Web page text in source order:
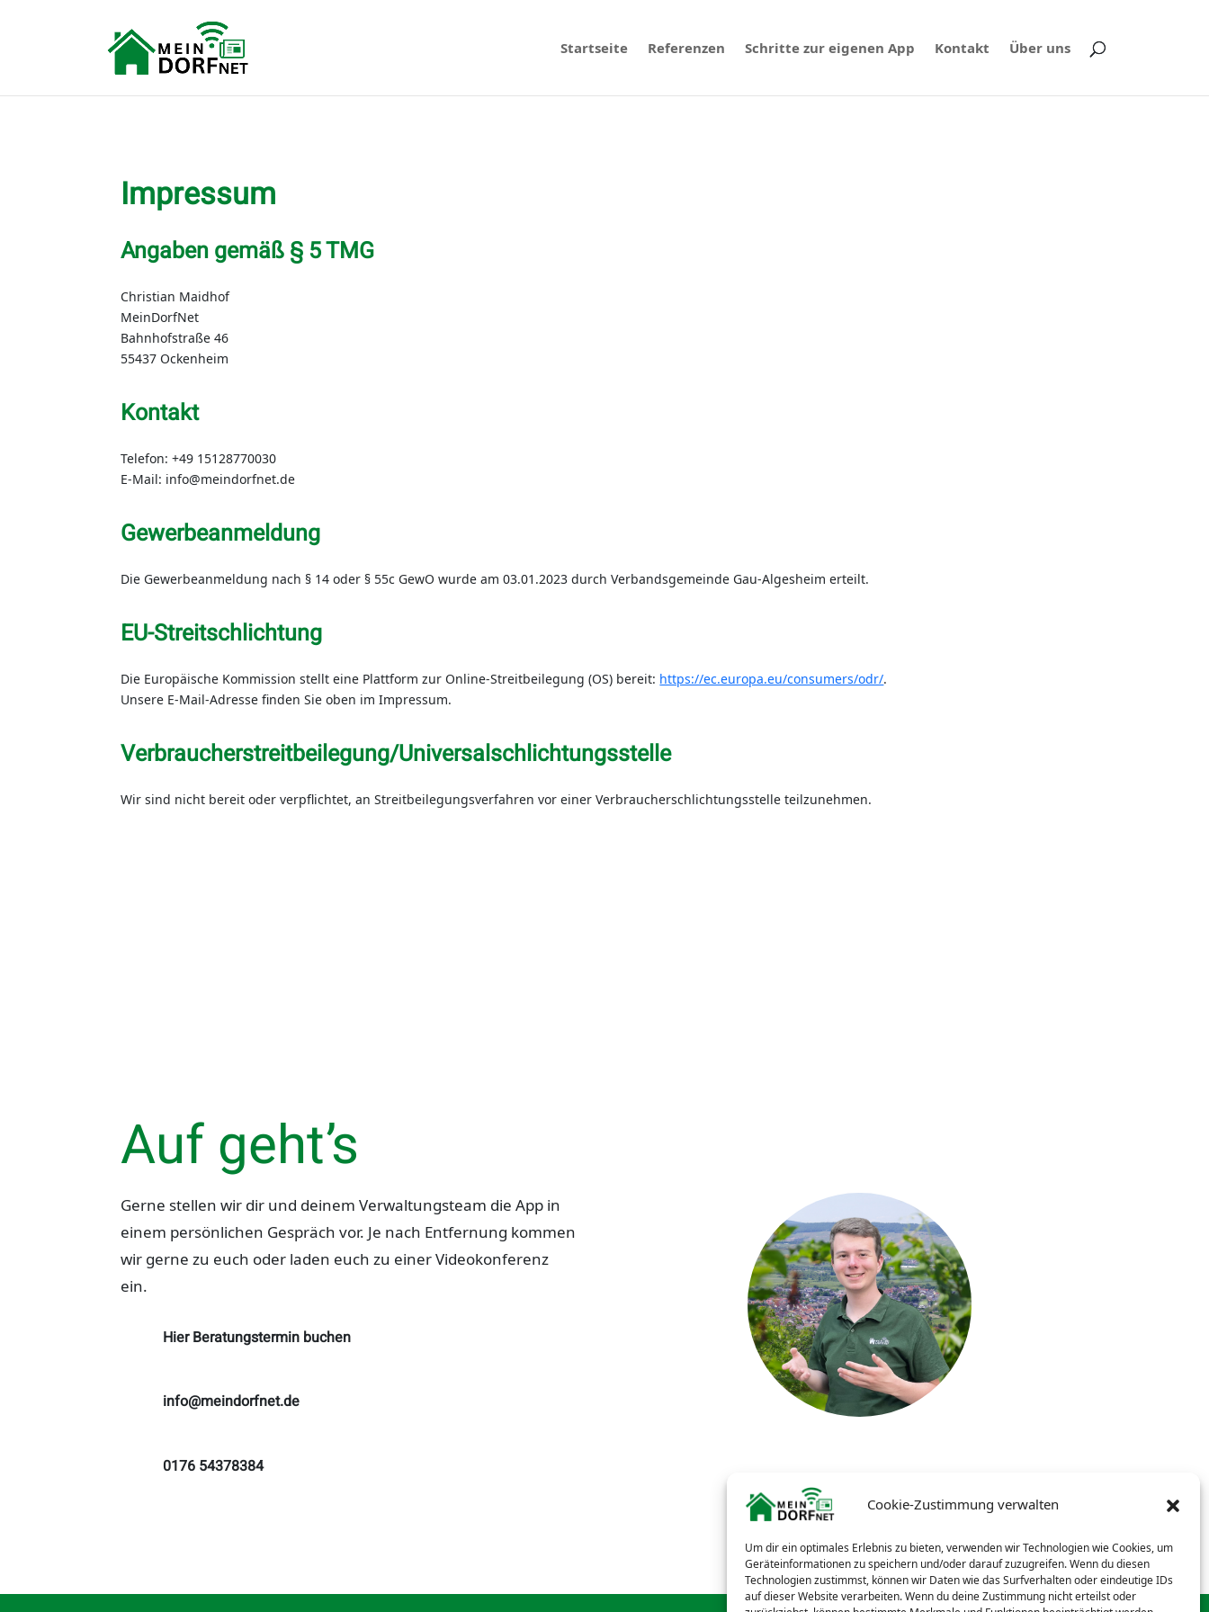
Cookie-Zustimmung verwalten
Um dir ein optimales Erlebnis zu bieten, verwenden wir Technologien wie Cookies, um
Geräteinformationen zu speichern und/oder darauf zuzugreifen. Wenn du diesen
Technologien zustimmst, können wir Daten wie das Surfverhalten oder eindeutige IDs
auf dieser Website verarbeiten. Wenn du deine Zustimmung nicht erteilst oder
Startseite Referenzen Schritte zur eigenen App Kontakt Über uns
Impressum
Angaben gemäß § 5 TMG
Christian Maidhof
MeinDorfNet
Bahnhofstraße 46
55437 Ockenheim
Kontakt
Telefon: +49 15128770030
E-Mail: info@meindorfnet.de
Gewerbeanmeldung
Die Gewerbeanmeldung nach § 14 oder § 55c GewO wurde am 03.01.2023 durch Verbandsgemeinde Gau-Algesheim erteilt.
EU-Streitschlichtung
Die Europäische Kommission stellt eine Plattform zur Online-Streitbeilegung (OS) bereit: https://ec.europa.eu/consumers/odr/.
Unsere E-Mail-Adresse finden Sie oben im Impressum.
Verbraucher­streit­beilegung/Universal­schlichtungs­stelle
Wir sind nicht bereit oder verpflichtet, an Streitbeilegungsverfahren vor einer Verbraucherschlichtungsstelle teilzunehmen.
Auf geht’s
Gerne stellen wir dir und deinem Verwaltungsteam die App in
einem persönlichen Gespräch vor. Je nach Entfernung kommen
wir gerne zu euch oder laden euch zu einer Videokonferenz
ein.
Hier Beratungstermin buchen
info@meindorfnet.de
0176 54378384